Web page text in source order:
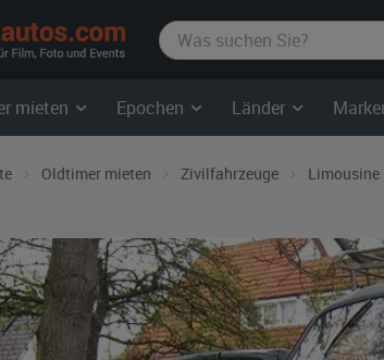
film-
autos.com
mieten Epochen Länder
Oldtimer mieten Zivilfahrzeuge Limousine